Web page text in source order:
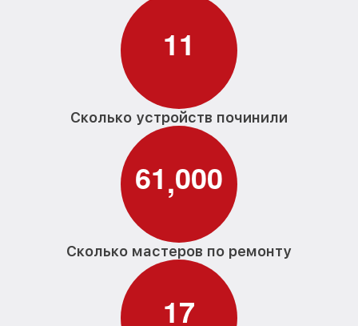
11
Сколько устройств починили
61,000
Сколько мастеров по ремонту
17